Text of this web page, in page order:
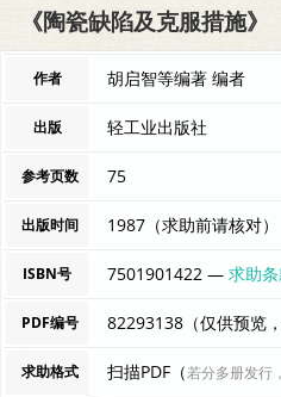
《陶瓷缺陷及克服措施》
作者 胡启智等编著 编者
出版 轻工业出版社
参考页数 75
出版时间 1987（求助前请核对）
ISBN号 7501901422 —求助
PDF编号 82293138（仅供预览
求助格式 扫描PDF（若分多册发行